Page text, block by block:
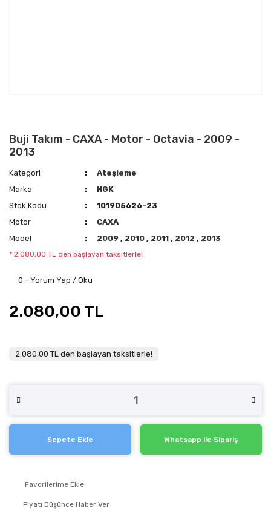
Buji Takım - CAXA - Motor - Octavia - 2009 -
2013
Kategori
Ateşleme
Marka
NGK
Stok Kodu
101905626-23
Motor
CAXA
Model
2009, 2010, 2011, 2012, 2013
* 2.080,00 TL den başlayan taksitlerle!
0 - Yorum Yap / Oku
2.080,00 TL
2.080,00 TL den başlayan taksitlerle!
Sepete Ekle Whatsapp ile Sipariş
Fiyatı Düşünce Haber Ver